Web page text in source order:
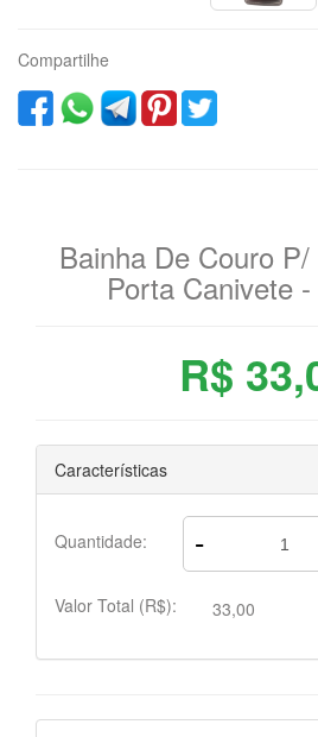
Compartilhe
Bainha De Couro
Porta Canivete
R$
Características
Quantidade: -
Valor Total (R$): 33,00